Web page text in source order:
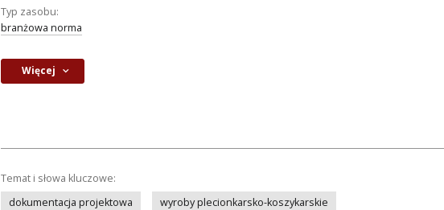
Typ zasobu:
branżowa norma
Więcej
Temat i słowa kluczowe:
dokumentacja projektowa
wyroby plecionkarsko-koszykarskie